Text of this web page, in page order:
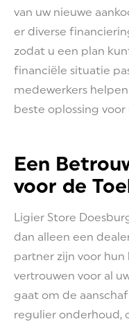
van uw nieuwe
er diverse
zodat u een plan
financiële situatie
medewerkers
beste oplossing
Een
voor de
Ligier Store
dan alleen een
partner zijn voor
vertrouwen voor al
gaat om de
regulier onderhoud,